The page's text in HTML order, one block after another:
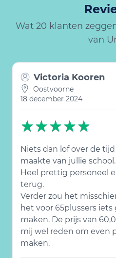
Wat 20 klanten
van
Victoria Kooren
Oostvoorne
18 december 2024
Niets dan lof over de
maakte van jullie school.
Heel prettig personeel
terug.
Verder zou het
het voor 65plussers
maken. De prijs van
mij wel reden om even
maken.